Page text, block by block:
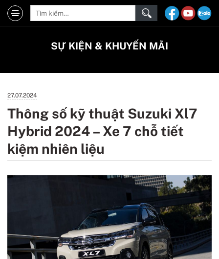
SỰ KIỆN & KHUYẾN MÃI
27.07.2024
Thông số kỹ thuật Suzuki Xl7
Hybrid 2024 – Xe 7 chỗ tiết
kiệm nhiên liệu